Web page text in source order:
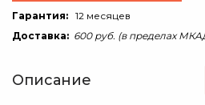
Гарантия: 12 месяцев
Доставка: 600 руб. (в пределах
Описание